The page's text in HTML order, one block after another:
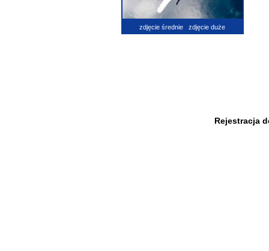
zdjęcie średnie zdjęcie duże
Rejestracja